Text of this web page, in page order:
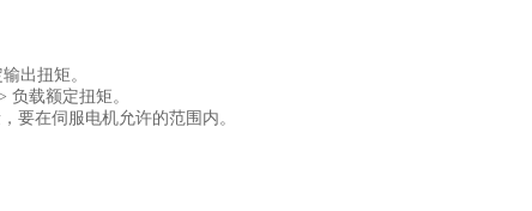
出扭矩。
负载额定扭矩。
要在伺服电机允许的范围内。